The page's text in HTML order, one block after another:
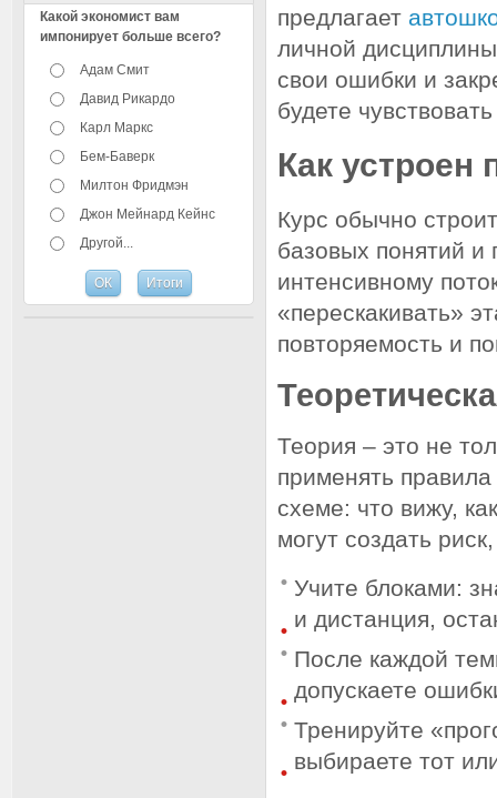
Какой экономист вам
импонирует больше всего?
Адам Смит
Давид Рикардо
Карл Маркс
Бем-Баверк
Милтон Фридмэн
Джон Мейнард Кейнс
Другой...
предлагает
личной
свои ошибки и
будете
Как устроен
Курс обычно
базовых понятий и
интенсивному
«перескакивать»
повторяемость и
Теория – это не
применять
схеме: что вижу,
могут создать
Учите блоками:
и дистанция,
После каждой
допускаете
Тренируйте
выбираете тот